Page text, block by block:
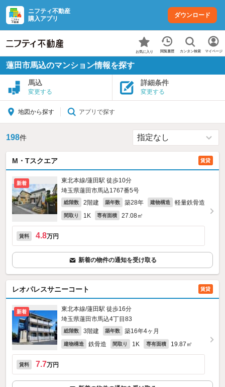
ニフティ不動産
購入アプリ
ダウンロード
お気に入り 閲覧履歴 カンタン検索 マイページ
蓮田市馬込のマンション情報を探す
馬込
変更する
詳細条件
変更する
地図から探す アプリで探す
198件
M・Tスクエア 賃貸
新着
東北本線/蓮田駅 徒歩10分
埼玉県蓮田市馬込1767番5号
総階数 2階建 築年数 築28年 建物構造 軽量鉄骨造
間取り 1K 専有面積 27.08㎡
賃料 4.8万円
新着の物件の通知を受け取る
レオパレスサニーコート 賃貸
新着
東北本線/蓮田駅 徒歩16分
埼玉県蓮田市馬込4丁目83
総階数 3階建 築年数 築16年4ヶ月
建物構造 鉄骨造 間取り 1K 専有面積 19.87㎡
賃料 7.7万円